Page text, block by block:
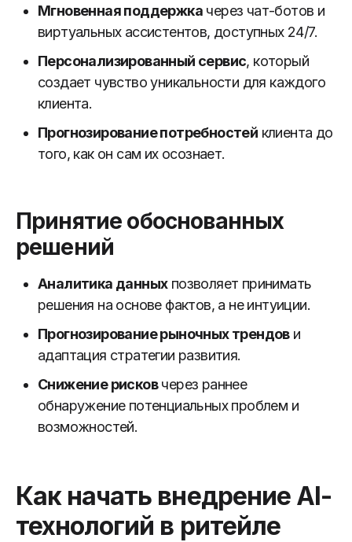
Мгновенная поддержка через чат-ботов и
виртуальных ассистентов, доступных 24/7.
Персонализированный сервис, который
создает чувство уникальности для каждого
клиента.
Прогнозирование потребностей клиента до
того, как он сам их осознает.
Принятие обоснованных
решений
Аналитика данныхпозволяет принимать
решения на основе фактов, а не интуиции.
Прогнозирование рыночных трендови
адаптация стратегии развития.
Снижение рисковчерез раннее
обнаружение потенциальных проблем и
возможностей.
Как начать внедрение AI-
технологий в ритейле